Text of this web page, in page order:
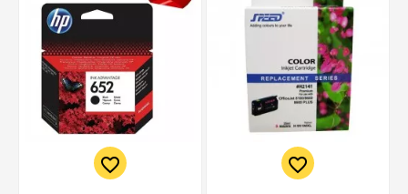
favorite_border favorite_border